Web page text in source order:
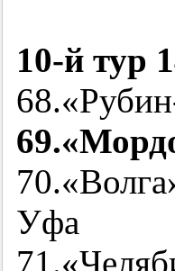
10-йтур
68.«
Уфа